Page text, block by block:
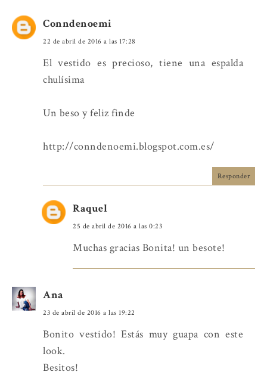
Conndenoemi
22 de abril de 2016 a las 17:28
El vestido es precioso, tiene una espalda
chulísima
Un beso y feliz finde
http://conndenoemi.blogspot.com.es/
Responder
Raquel
25 de abril de 2016 a las 0:23
Muchas gracias Bonita! un besote!
Ana
23 de abril de 2016 a las 19:22
Bonito vestido! Estás muy guapa con este
look.
Besitos!